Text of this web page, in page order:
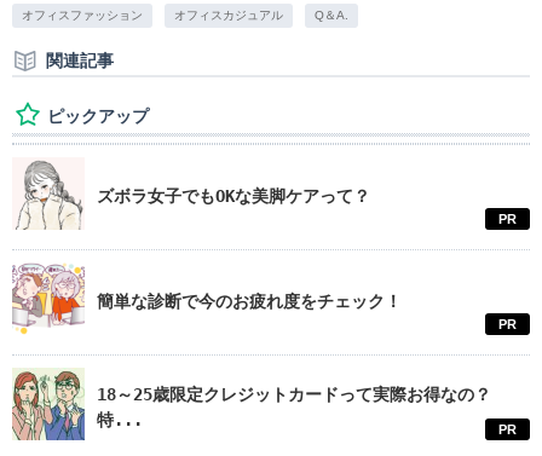
オフィスファッション オフィスカジュアル Q＆A.
関連記事
ピックアップ
ズボラ女子でもOKな美脚ケアって？
PR
簡単な診断で今のお疲れ度をチェック！
PR
18～25歳限定クレジットカードって実際お得なの？
特...
PR